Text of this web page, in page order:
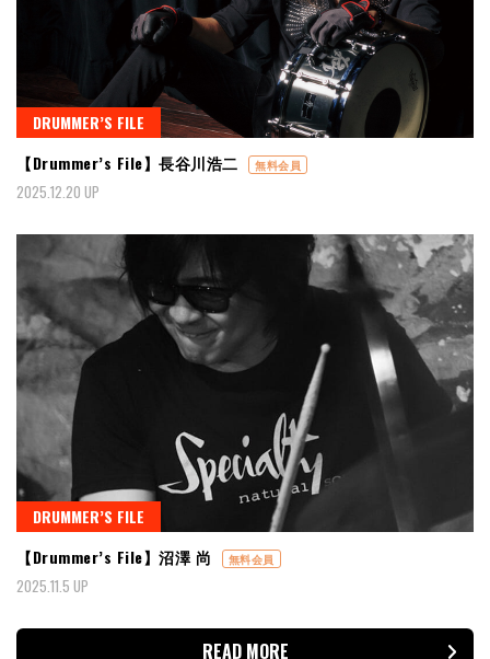
DRUMMER’S FILE
【Drummer’s File】長谷川浩二
無料会員
2025.12.20 UP
DRUMMER’S FILE
【Drummer’s File】沼澤 尚
無料会員
2025.11.5 UP
READ MORE